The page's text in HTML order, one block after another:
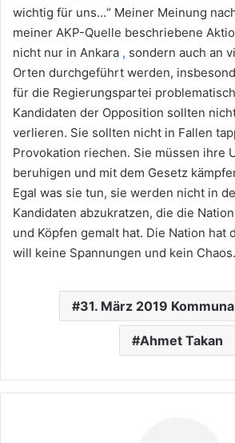
wichtig für uns…“ Meiner Meinung
meiner AKP-Quelle beschriebene
nicht nur in Ankara , sondern auch an
Orten durchgeführt werden,
für die Regierungspartei
Kandidaten der Opposition sollten
verlieren. Sie sollten nicht in Fallen
Provokation riechen. Sie müssen ihre
beruhigen und mit dem Gesetz
Egal was sie tun, sie werden nicht in
Kandidaten abzukratzen, die die
und Köpfen gemalt hat. Die Nation hat
will keine Spannungen und kein
31. März 2019
Ahmet Takan